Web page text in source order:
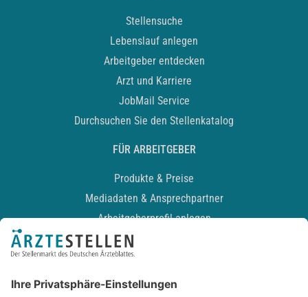
Stellensuche
Lebenslauf anlegen
Arbeitgeber entdecken
Arzt und Karriere
JobMail Service
Durchsuchen Sie den Stellenkatalog
FÜR ARBEITGEBER
Produkte & Preise
Mediadaten & Ansprechpartner
Arbeitgeberprofil anlegen
Recruiting-Podcast